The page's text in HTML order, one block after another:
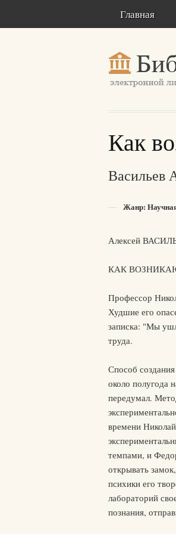
Главная
Как
Васильев
Жанр:
Алексей
КАК
Профессор
Худшие его
записка: "Мы
труда.
Способ
около полугода
передумал.
времени
темпами, и
открывать
психики его
лабораторий
познания,